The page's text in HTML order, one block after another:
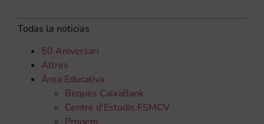
Todas la noticias
50 Aniversari
Altres
Àrea Educativa
Beques CaixaBank
Centre d'Estudis FSMCV